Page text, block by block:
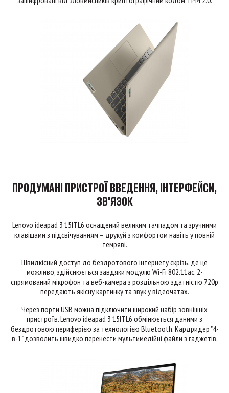
ПРОДУМАНІ ПРИСТРОЇ ВВЕДЕННЯ, ІНТЕРФЕЙСИ,
ЗВ'ЯЗОК
Lenovo ideapad 3 15ITL6 оснащений великим тачпадом та зручними
клавішами з підсвічуванням – друкуй з комфортом навіть у повній
темряві.
Швидкісний доступ до бездротового інтернету скрізь, де це
можливо, здійснюється завдяки модулю Wi-Fi 802.11ac. 2-
спрямований мікрофон та веб-камера з роздільною здатністю 720p
передають якісну картинку та звук у відеочатах.
Через порти USB можна підключити широкий набір зовнішніх
пристроїв. Lenovo ideapad 3 15ITL6 обмінюється даними з
бездротовою периферією за технологією Bluetooth. Кардридер "4-
в-1" дозволить швидко перенести мультимедійні файли з гаджетів.